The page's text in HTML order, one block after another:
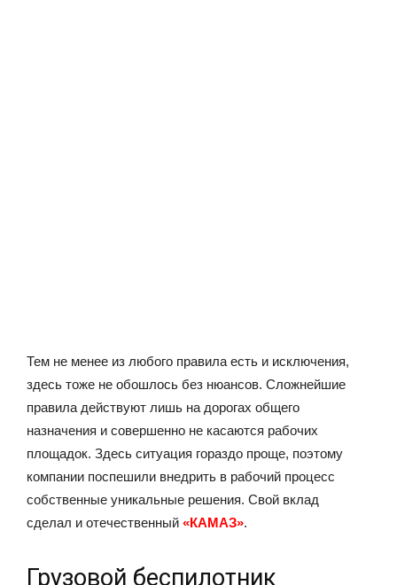
Тем не менее из любого правила есть и исключения,
здесь тоже не обошлось без нюансов. Сложнейшие
правила действуют лишь на дорогах общего
назначения и совершенно не касаются рабочих
площадок. Здесь ситуация гораздо проще, поэтому
компании поспешили внедрить в рабочий процесс
собственные уникальные решения. Свой вклад
сделал и отечественный «КАМАЗ».
Грузовой беспилотник